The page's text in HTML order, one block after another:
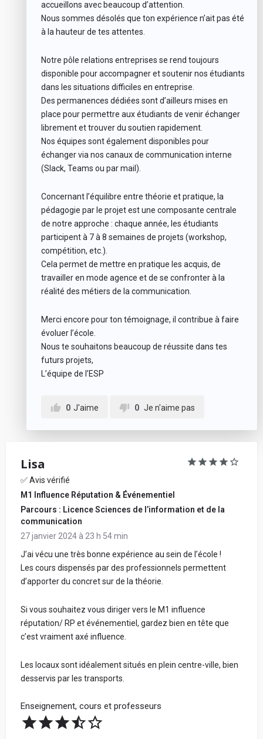
accueillons avec beaucoup d’attention.
Nous sommes désolés que ton expérience n’ait pas été
à la hauteur de tes attentes.
Notre pôle relations entreprises se rend toujours
disponible pour accompagner et soutenir nos étudiants
dans les situations difficiles en entreprise.
Des permanences dédiées sont d’ailleurs mises en
place pour permettre aux étudiants de venir échanger
librement et trouver du soutien rapidement.
Nos équipes sont également disponibles pour
échanger via nos canaux de communication interne
(Slack, Teams ou par mail).
Concernant l’équilibre entre théorie et pratique, la
pédagogie par le projet est une composante centrale
de notre approche : chaque année, les étudiants
participent à 7 à 8 semaines de projets (workshop,
compétition, etc.).
Cela permet de mettre en pratique les acquis, de
travailler en mode agence et de se confronter à la
réalité des métiers de la communication.
Merci encore pour ton témoignage, il contribue à faire
évoluer l’école.
Nous te souhaitons beaucoup de réussite dans tes
futurs projets,
L’équipe de l’ESP
0 J'aime 0 Je n'aime pas
Lisa
✅ Avis vérifié
M1 Influence Réputation & Événementiel
Parcours : Licence Sciences de l’information et de la
communication
27 janvier 2024 à 23 h 54 min
J’ai vécu une très bonne expérience au sein de l’école !
Les cours dispensés par des professionnels permettent
d’apporter du concret sur de la théorie.
Si vous souhaitez vous diriger vers le M1 influence
réputation/ RP et événementiel, gardez bien en tête que
c’est vraiment axé influence.
Les locaux sont idéalement situés en plein centre-ville, bien
desservis par les transports.
Enseignement, cours et professeurs